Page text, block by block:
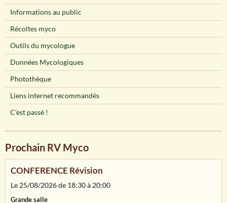
Informations au public
Récoltes myco
Outils du mycologue
Données Mycologiques
Photothèque
Liens internet recommandés
C'est passé !
Prochain RV Myco
CONFERENCE Révision
Le 25/08/2026de 18:30à 20:00
Grande salle